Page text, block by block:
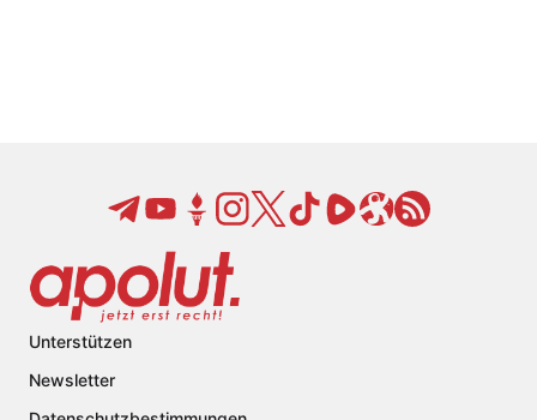
Unterstützen
Newsletter